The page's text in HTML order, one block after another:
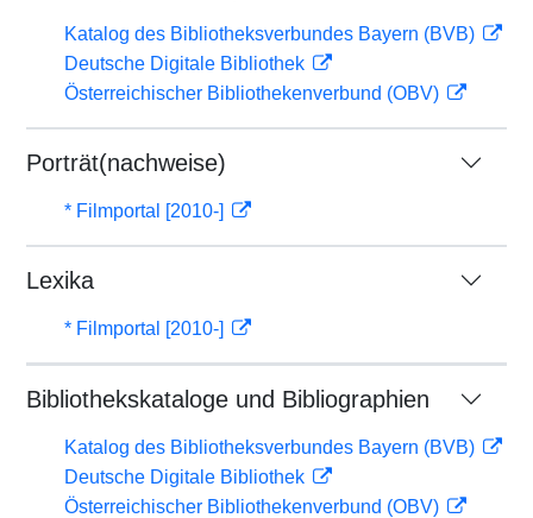
Katalog des Bibliotheksverbundes Bayern (BVB)
Deutsche Digitale Bibliothek
Österreichischer Bibliothekenverbund (OBV)
Porträt(nachweise)
* Filmportal [2010-]
Lexika
* Filmportal [2010-]
Bibliothekskataloge und Bibliographien
Katalog des Bibliotheksverbundes Bayern (BVB)
Deutsche Digitale Bibliothek
Österreichischer Bibliothekenverbund (OBV)